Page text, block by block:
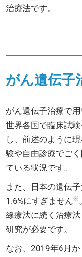
治療法です。
がん遺伝子
がん遺伝子治療で
世界各国で臨床試
し、前述のように
験や自由診療でご
ている状況です。
また、日本の遺伝
1.6%にすぎません※
線療法に続く治療
研究が必要です。
なお、2019年6月